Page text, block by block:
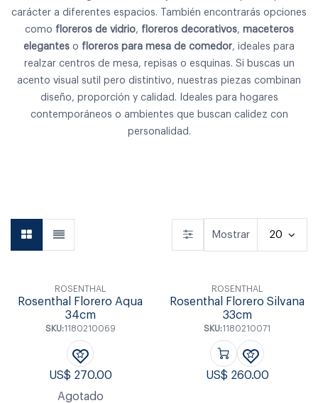
carácter a diferentes espacios. También encontrarás opciones
como floreros de vidrio, floreros decorativos, maceteros
elegantes o floreros para mesa de comedor, ideales para
realzar centros de mesa, repisas o esquinas. Si buscas un
acento visual sutil pero distintivo, nuestras piezas combinan
diseño, proporción y calidad. Ideales para hogares
contemporáneos o ambientes que buscan calidez con
personalidad.
Mostrar 20
ROSENTHAL
Rosenthal Florero Aqua
34cm
SKU:1180210069
US$ 270.00
Agotado
ROSENTHAL
Rosenthal Florero Silvana
33cm
SKU:1180210071
US$ 260.00